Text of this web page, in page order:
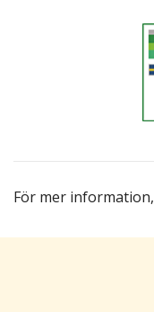
För mer information,